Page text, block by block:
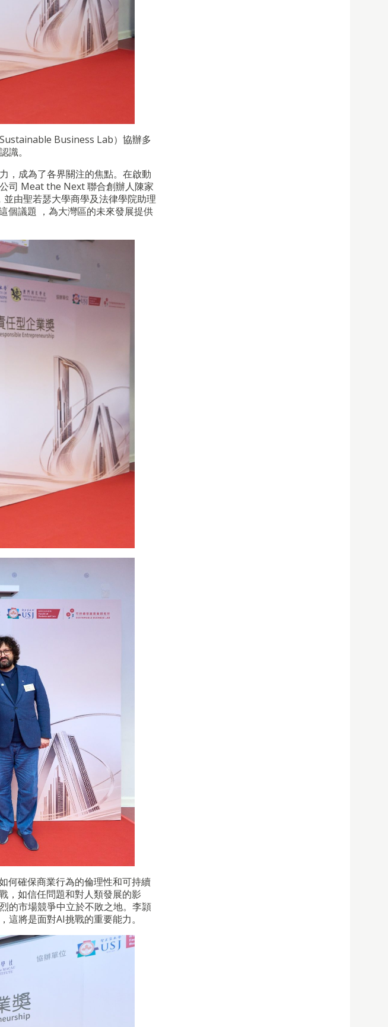
Business Lab）協辦多
識。
，成為了各界關注的焦點。在啟動
司 Meat the Next 聯合創辦人陳家
由聖若瑟大學商學及法律學院助理
個議題 ，為大灣區的未來發展提供
何確保商業行為的倫理性和可持續
，如信任問題和對人類發展的影
的市場競爭中立於不敗之地。李頴
將是面對AI挑戰的重要能力。